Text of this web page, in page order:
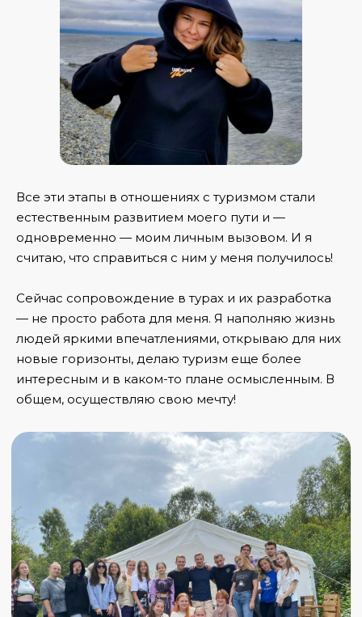
Все эти этапы в отношениях с туризмом стали
естественным развитием моего пути и —
одновременно — моим личным вызовом. И я
считаю, что справиться с ним у меня получилось!
Сейчас сопровождение в турах и их разработка
— не просто работа для меня. Я наполняю жизнь
людей яркими впечатлениями, открываю для них
новые горизонты, делаю туризм еще более
интересным и в каком-то плане осмысленным. В
общем, осуществляю свою мечту!